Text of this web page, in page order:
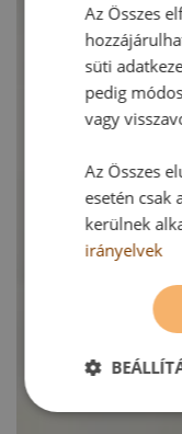
Az Összes
süti
pedig
vagy
Az Összes
esetén csak
kerülnek
irányelvek